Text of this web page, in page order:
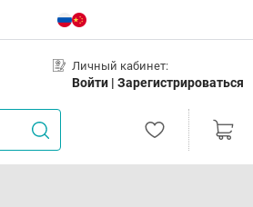
Личный кабинет:
Войти | Зарегистрироваться